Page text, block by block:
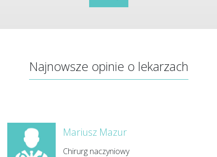
Najnowsze opinie o lekarzach
Mariusz Mazur
Chirurg naczyniowy